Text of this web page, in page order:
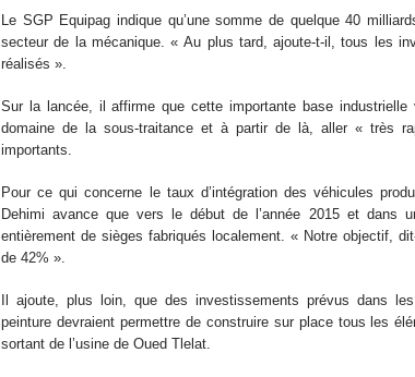
Le SGP Equipag indique qu’une somme de quelque 40
secteur de la mécanique. « Au plus tard, ajoute-t-il, tous les
réalisés ».
Sur la lancée, il affirme que cette importante base
domaine de la sous-traitance et à partir de là, aller « très
importants.
Pour ce qui concerne le taux d’intégration des véhicules
Dehimi avance que vers le début de l’année 2015 et dans
entièrement de sièges fabriqués localement. « Notre objectif,
de 42% ».
Il ajoute, plus loin, que des investissements prévus dans
peinture devraient permettre de construire sur place tous les
sortant de l’usine de Oued Tlelat.